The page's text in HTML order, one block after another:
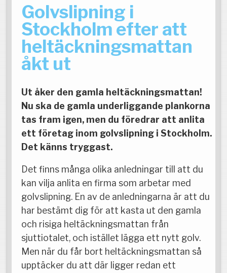
Golvslipning i
Stockholm efter att
heltäckningsmattan
åkt ut
Ut åker den gamla heltäckningsmattan!
Nu ska de gamla underliggande plankorna
tas fram igen, men du föredrar att anlita
ett företag inom golvslipning i Stockholm.
Det känns tryggast.
Det finns många olika anledningar till att du
kan vilja anlita en firma som arbetar med
golvslipning. En av de anledningarna är att du
har bestämt dig för att kasta ut den gamla
och risiga heltäckningsmattan från
sjuttiotalet, och istället lägga ett nytt golv.
Men när du får bort heltäckningsmattan så
upptäcker du att där ligger redan ett